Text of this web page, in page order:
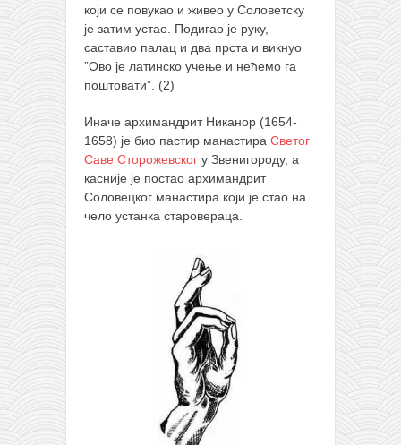
који се повукао и живео у Соловетску
је затим устао. Подигао је руку,
саставио палац и два прста и викнуо
”Ово је латинско учење и нећемо га
поштовати”. (2)
Иначе архимандрит Никанор (1654-
1658) је био пастир манастира Светог
Саве Сторожевског у Звенигороду, а
касније је постао архимандрит
Соловецког манастира који је стао на
чело устанка старовераца.